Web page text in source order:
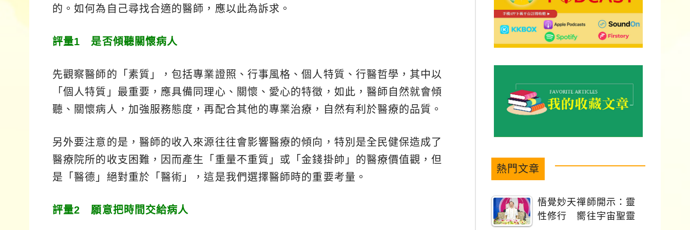
的。如何為自己尋找合適的醫師，應以此為訴求。
評量1 是否傾聽關懷病人
先觀察醫師的「素質」，包括專業證照、行事風格、個人特質、行醫哲學，其中以
「個人特質」最重要，應具備同理心、關懷、愛心的特徵，如此，醫師自然就會傾
聽、關懷病人，加強服務態度，再配合其他的專業治療，自然有利於醫療的品質。
另外要注意的是，醫師的收入來源往往會影響醫療的傾向，特別是全民健保造成了
醫療院所的收支困難，因而產生「重量不重質」或「金錢掛帥」的醫療價值觀，但
是「醫德」絕對重於「醫術」，這是我們選擇醫師時的重要考量。
評量2 願意把時間交給病人
熱門文章
悟覺妙天禪師開示：靈
性修行 嚮往宇宙聖靈